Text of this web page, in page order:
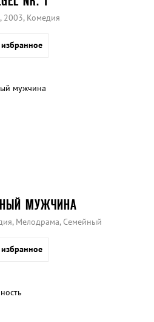
2003, Комедия
МУЖЧИНА
Мелодрама, Семейный